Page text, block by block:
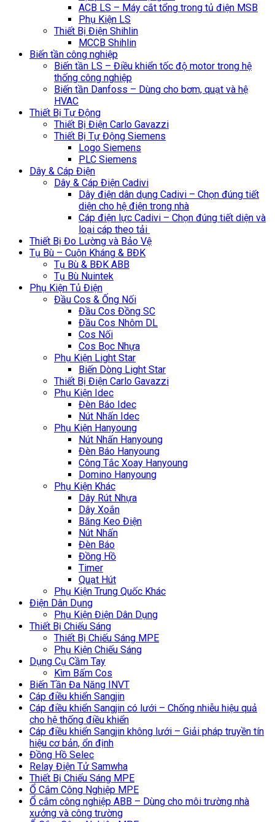
ACB LS – Máy cắt tổng trong tủ điện MSB
Phụ Kiện LS
Thiết Bị Điện Shihlin
MCCB Shihlin
Biến tần công nghiệp
Biến tần LS – Điều khiển tốc độ motor trong hệ
thống công nghiệp
Biến tần Danfoss – Dùng cho bơm, quạt và hệ
HVAC
Thiết Bị Tự Động
Thiết Bị Điện Carlo Gavazzi
Thiết Bị Tự Động Siemens
Logo Siemens
PLC Siemens
Dây & Cáp Điện
Dây & Cáp Điện Cadivi
Dây điện dân dụng Cadivi – Chọn đúng tiết
diện cho hệ điện trong nhà
Cáp điện lực Cadivi – Chọn đúng tiết diện và
loại cáp theo tải
Thiết Bị Đo Lường và Bảo Vệ
Tụ Bù – Cuộn Kháng & BĐK
Tụ Bù & BĐK ABB
Tụ Bù Nuintek
Phụ Kiện Tủ Điện
Đầu Cos & Ống Nối
Đầu Cos Đồng SC
Đầu Cos Nhôm DL
Cos Nối
Cos Bọc Nhựa
Phụ Kiện Light Star
Biến Dòng Light Star
Thiết Bị Điện Carlo Gavazzi
Phụ Kiện Idec
Đèn Báo Idec
Nút Nhấn Idec
Phụ Kiện Hanyoung
Nút Nhấn Hanyoung
Đèn Báo Hanyoung
Công Tắc Xoay Hanyoung
Domino Hanyoung
Phụ Kiện Khác
Dây Rút Nhựa
Dây Xoắn
Băng Keo Điện
Nút Nhấn
Đèn Báo
Đồng Hồ
Timer
Quạt Hút
Phụ Kiện Trung Quốc Khác
Điện Dân Dụng
Phụ Kiện Điện Dân Dụng
Thiết Bị Chiếu Sáng
Thiết Bị Chiếu Sáng MPE
Phụ Kiện Chiếu Sáng
Dụng Cụ Cầm Tay
Kìm Bấm Cos
Biến Tần Đa Năng INVT
Cáp điều khiển Sangjin
Cáp điều khiển Sangjin có lưới – Chống nhiễu hiệu quả
cho hệ thống điều khiển
Cáp điều khiển Sangjin không lưới – Giải pháp truyền tín
hiệu cơ bản, ổn định
Đồng Hồ Selec
Relay Điện Tử Samwha
Thiết Bị Chiếu Sáng MPE
Ổ Cắm Công Nghiệp MPE
Ổ cắm công nghiệp ABB – Dùng cho môi trường nhà
xưởng và công trường